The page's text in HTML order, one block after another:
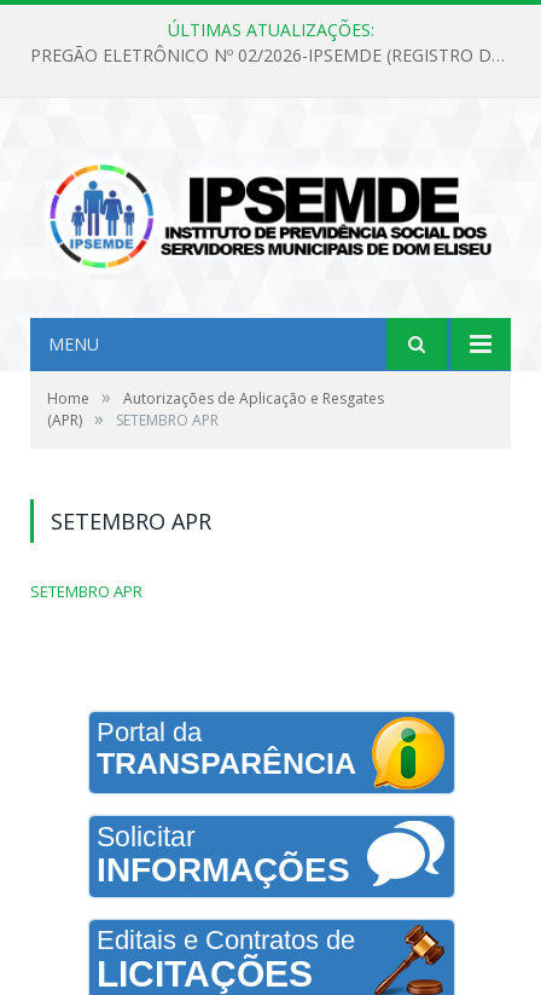
ÚLTIMAS ATUALIZAÇÕES:
PREGÃO ELETRÔNICO Nº 02/2026-IPSEMDE (REGISTRO DE PREÇOS PARA FUTURA E EVENTUAL AQUISIÇÃO DE MATERIAL DE LIMPEZA E GÊNEROS ALIMENTÍCIOS PARA ATENDER AS NECESSIDADES DO INSTITUTO DE PREVIDÊNCIA SOCIAL DOS SERVIDORES MUNICIPAIS DE DOM ELISEU.)
MENU
Home »
Autorizações de Aplicação e Resgates
(APR) » SETEMBRO APR
SETEMBRO APR
SETEMBRO APR
Portal da
TRANSPARÊNCIA
Solicitar
INFORMAÇÕES
Editais e Contratos de
LICITAÇÕES